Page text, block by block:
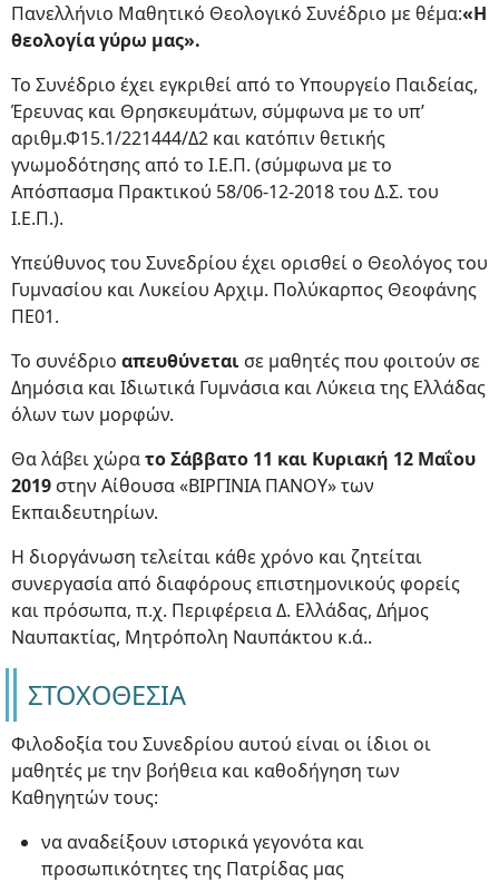
Πανελλήνιο Μαθητικό Θεολογικό Συνέδριο με θέμα:«Η
θεολογία γύρω μας».
Το Συνέδριο έχει εγκριθεί από το Υπουργείο Παιδείας,
Έρευνας και Θρησκευμάτων, σύμφωνα με το υπ’
αριθμ.Φ15.1/221444/Δ2 και κατόπιν θετικής
γνωμοδότησης από το Ι.Ε.Π. (σύμφωνα με το
Απόσπασμα Πρακτικού 58/06-12-2018 του Δ.Σ. του
Ι.Ε.Π.).
Υπεύθυνος του Συνεδρίου έχει ορισθεί ο Θεολόγος του
Γυμνασίου και Λυκείου Αρχιμ. Πολύκαρπος Θεοφάνης
ΠΕ01.
Το συνέδριο απευθύνεται σε μαθητές που φοιτούν σε
Δημόσια και Ιδιωτικά Γυμνάσια και Λύκεια της Ελλάδας
όλων των μορφών.
Θα λάβει χώρατο Σάββατο 11 και Κυριακή 12 Μαΐου
2019 στην Αίθουσα «ΒΙΡΓΙΝΙΑ ΠΑΝΟΥ» των
Εκπαιδευτηρίων.
Η διοργάνωση τελείται κάθε χρόνο και ζητείται
συνεργασία από διαφόρους επιστημονικούς φορείς
και πρόσωπα, π.χ. Περιφέρεια Δ. Ελλάδας, Δήμος
Ναυπακτίας, Μητρόπολη Ναυπάκτου κ.ά..
ΣΤΟΧΟΘΕΣΙΑ
Φιλοδοξία του Συνεδρίου αυτού είναι οι ίδιοι οι
μαθητές με την βοήθεια και καθοδήγηση των
Καθηγητών τους:
να αναδείξουν ιστορικά γεγονότα και
προσωπικότητες της Πατρίδας μας